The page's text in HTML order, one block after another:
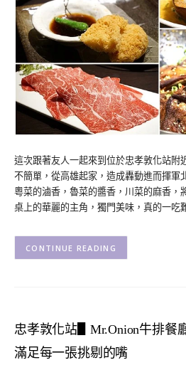
這次跟著友人一起來到位於忠孝敦化站附
不簡單，從高雄起家，造成轟動進而揮軍
粵菜的滷香，魯菜的醬香，川菜的麻香，
桌上的華麗的主角，獨門美味，真的一吃
CONTINUE READING
忠孝敦化站▋Mr.Onion牛排餐
滿足每一張挑剔的嘴